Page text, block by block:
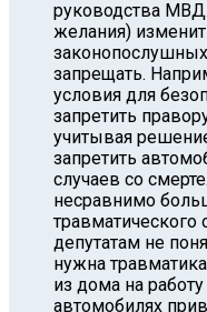
руководства
желания)
запрещать.
условия для
запретить
учитывая
запретить
случаев со
несравнимо
депутатам не
нужна
из дома на
автомобилях